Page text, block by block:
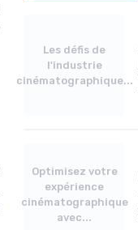
Les défis de
l'industrie
cinématographique...
Optimisez votre
expérience
cinématographique
avec...